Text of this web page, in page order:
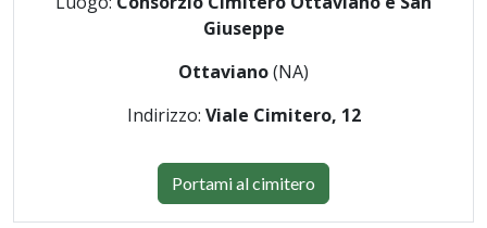
Giuseppe
Ottaviano(NA)
Indirizzo: Viale Cimitero, 12
Portami al cimitero